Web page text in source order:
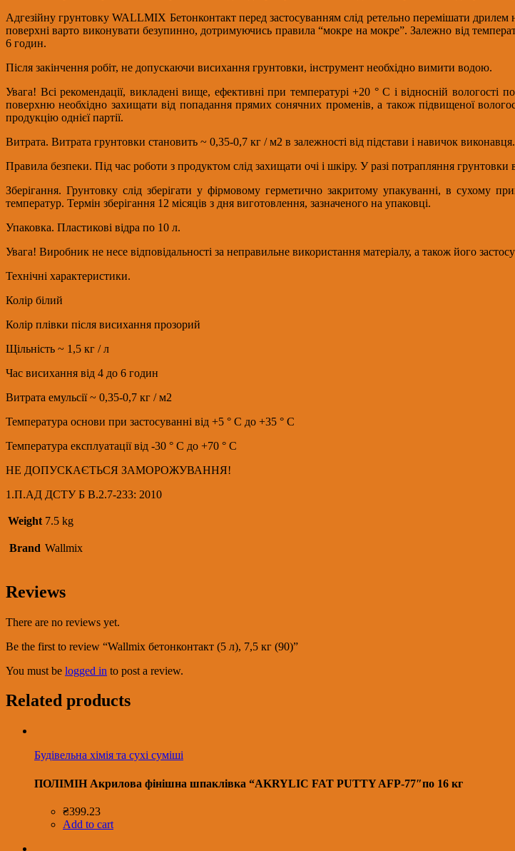
Адгезійну грунтовку WALLMIX Бетонконтакт перед застосуванням слід ретельно перемішати
поверхні варто виконувати безупинно, дотримуючись правила “мокре на мокре”. Залежно від
6 годин.
Після закінчення робіт, не допускаючи висихання грунтовки, інструмент необхідно вимити водою.
Увага! Всі рекомендації, викладені вище, ефективні при температурі +20 ° C і відносній
поверхню необхідно захищати від попадання прямих сонячних променів, а також підвищеної
продукцію однієї партії.
Витрата. Витрата грунтовки становить ~ 0,35-0,7 кг / м2 в залежності від підстави і навичок виконавця.
Правила безпеки. Під час роботи з продуктом слід захищати очі і шкіру. У разі потрапляння
Зберігання. Грунтовку слід зберігати у фірмовому герметично закритому упакуванні, в
температур. Термін зберігання 12 місяців з дня виготовлення, зазначеного на упаковці.
Упаковка. Пластикові відра по 10 л.
Увага! Виробник не несе відповідальності за неправильне використання матеріалу, а також його
Технічні характеристики.
Колір білий
Колір плівки після висихання прозорий
Щільність ~ 1,5 кг / л
Час висихання від 4 до 6 годин
Витрата емульсії ~ 0,35-0,7 кг / м2
Температура основи при застосуванні від +5 ° C до +35 ° С
Температура експлуатації від -30 ° C до +70 ° С
НЕ ДОПУСКАЄТЬСЯ ЗАМОРОЖУВАННЯ!
1.П.АД ДСТУ Б В.2.7-233: 2010
Weight 7.5 kg
Brand Wallmix
Reviews
There are no reviews yet.
Be the first to review “Wallmix бетонконтакт (5 л), 7,5 кг (90)”
You must be logged in to post a review.
Related products
Будівельна хімія та сухі суміші
ПОЛІМІН Акрилова фінішна шпаклівка “AKRYLIC FAT PUTTY AFP-77″по 16 кг
₴399.23
Add to cart